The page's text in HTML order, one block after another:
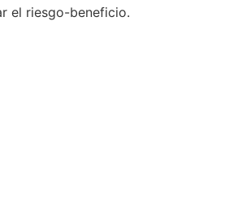
el riesgo-beneficio.